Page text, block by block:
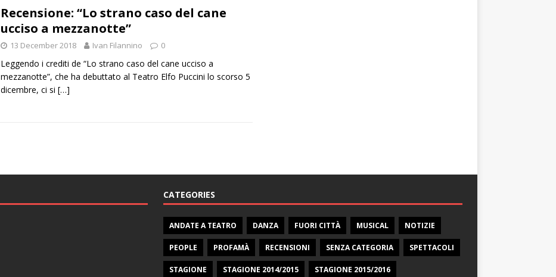
Recensione: “Lo strano caso del cane
ucciso a mezzanotte”
13 December 2018 Ivan Filannino 0
Leggendo i crediti de “Lo strano caso del cane ucciso a
mezzanotte”, che ha debuttato al Teatro Elfo Puccini lo scorso 5
dicembre, ci si […]
CATEGORIES
ANDATE A TEATRO DANZA FUORI CITTÀ MUSICAL NOTIZIE
PEOPLE PROFAMÀ RECENSIONI SENZA CATEGORIA SPETTACOLI
STAGIONE STAGIONE 2014/2015 STAGIONE 2015/2016